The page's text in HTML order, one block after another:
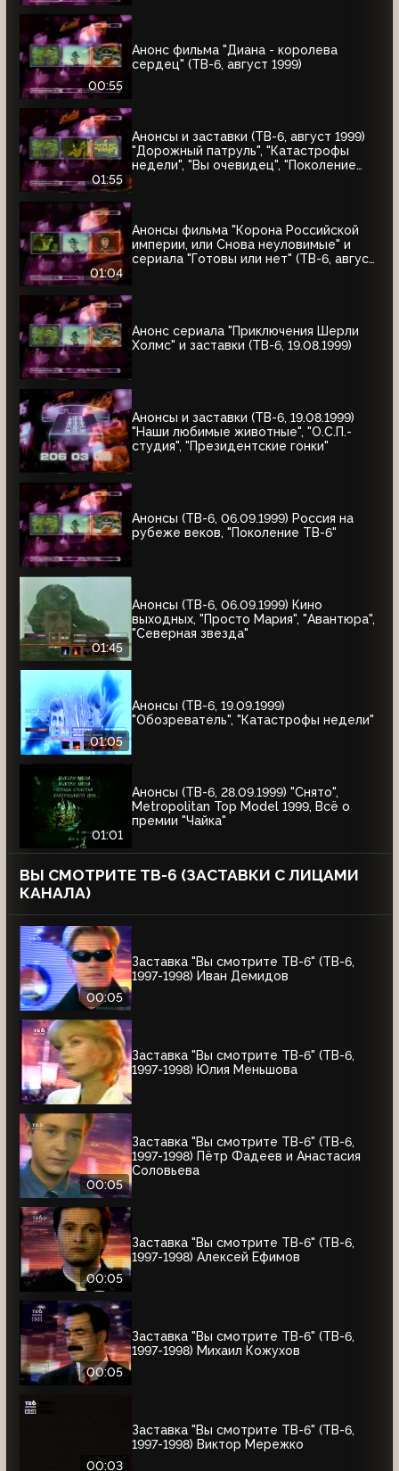
00:55
Анонс фильма "Диана - королева
сердец" (ТВ-6, август 1999)
01:55
Анонсы и заставки (ТВ-6, август 1999)
"Дорожный патруль", "Катастрофы
недели", "Вы очевидец", "Поколение
01:04
Анонсы фильма "Корона Российской
империи, или Снова неуловимые" и
сериала "Готовы или нет" (ТВ-6, август
Анонс сериала "Приключения Шерли
Холмс" и заставки (ТВ-6, 19.08.1999)
Анонсы и заставки (ТВ-6, 19.08.1999)
"Наши любимые животные", "О.С.П.-
студия", "Президентские гонки"
Анонсы (ТВ-6, 06.09.1999) Россия на
рубеже веков, "Поколение ТВ-6"
01:45
Анонсы (ТВ-6, 06.09.1999) Кино
выходных, "Просто Мария", "Авантюра",
"Северная звезда"
01:05
Анонсы (ТВ-6, 19.09.1999)
"Обозреватель", "Катастрофы недели"
01:01
Анонсы (ТВ-6, 28.09.1999) "Снято",
Metropolitan Top Model 1999, Всё о
премии "Чайка"
ВЫ СМОТРИТЕ ТВ-6 (ЗАСТАВКИ С ЛИЦАМИ
КАНАЛА)
00:05
Заставка "Вы смотрите ТВ-6" (ТВ-6,
1997-1998) Иван Демидов
Заставка "Вы смотрите ТВ-6" (ТВ-6,
1997-1998) Юлия Меньшова
00:05
Заставка "Вы смотрите ТВ-6" (ТВ-6,
1997-1998) Пётр Фадеев и Анастасия
Соловьева
00:05
Заставка "Вы смотрите ТВ-6" (ТВ-6,
1997-1998) Алексей Ефимов
00:05
Заставка "Вы смотрите ТВ-6" (ТВ-6,
1997-1998) Михаил Кожухов
00:03
Заставка "Вы смотрите ТВ-6" (ТВ-6,
1997-1998) Виктор Мережко